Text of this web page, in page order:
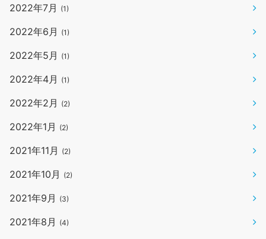
2022年7月 (1)
2022年6月 (1)
2022年5月 (1)
2022年4月 (1)
2022年2月 (2)
2022年1月 (2)
2021年11月 (2)
2021年10月 (2)
2021年9月 (3)
2021年8月 (4)